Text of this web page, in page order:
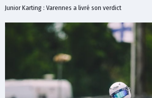
Junior Karting : Varennes a livré son verdict